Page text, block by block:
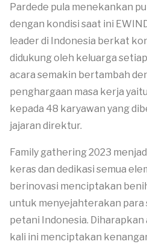
Pardede pula menekankan
dengan kondisi saat ini
leader di Indonesia berkat
didukung oleh keluarga
acara semakin bertambah
penghargaan masa kerja
kepada 48 karyawan yang
jajaran direktur.
Family gathering 2023
keras dan dedikasi semua
berinovasi menciptakan
untuk menyejahterakan para
petani Indonesia.
kali ini menciptakan